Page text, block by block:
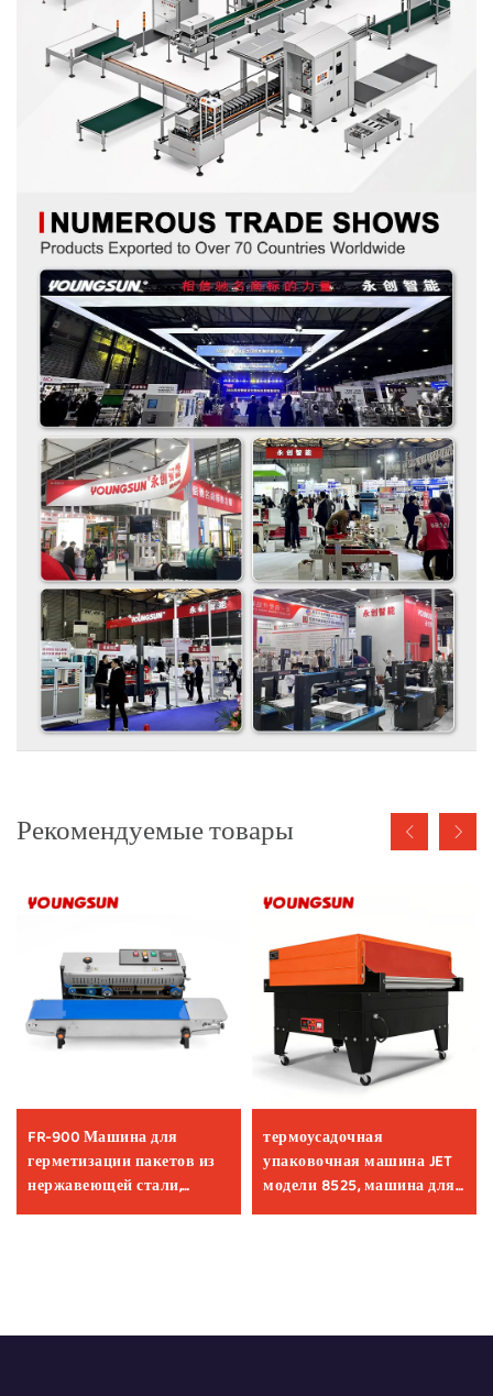
Рекомендуемые товары
FR-900 Машина для
герметизации пакетов из
нержавеющей стали,
термосварочная машина,
термоусадочная
упаковочная машина JET
модели 8525, машина для
термоусадочной упаковки,